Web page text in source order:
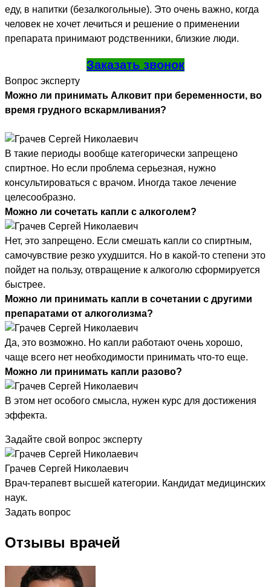
еду, в напитки (безалкогольные). Это очень важно, когда
человек не хочет лечиться и решение о применении
препарата принимают родственники, близкие люди.
Заказать звонок
Вопрос эксперту
Можно ли принимать Алковит при беременности, во
время грудного вскармливания?
В такие периоды вообще категорически запрещено
спиртное. Но если проблема серьезная, нужно
консультироваться с врачом. Иногда такое лечение
целесообразно.
Можно ли сочетать капли с алкоголем?
Нет, это запрещено. Если смешать капли со спиртным,
самочувствие резко ухудшится. Но в какой-то степени это
пойдет на пользу, отвращение к алкоголю сформируется
быстрее.
Можно ли принимать капли в сочетании с другими
препаратами от алкоголизма?
Да, это возможно. Но капли работают очень хорошо,
чаще всего нет необходимости принимать что-то еще.
Можно ли принимать капли разово?
В этом нет особого смысла, нужен курс для достижения
эффекта.
Задайте свой вопрос эксперту
Грачев Сергей Николаевич
Врач-терапевт высшей категории. Кандидат медицинских
наук.
Задать вопрос
Отзывы врачей